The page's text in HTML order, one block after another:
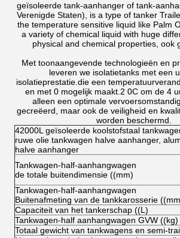
geïsoleerde tank-aanhanger of tank-
Verenigde Staten), is a type of tanker
the temperature sensitive liquid like Palm
a variety of chemical liquid with huge
physical and chemical properties, ook
Met toonaangevende technologieën en
leveren we isolatietanks met een
isolatieprestatie.die een
en met 0 mogelijk maakt.2 0C om de 4
alleen een optimale
gecreëerd, maar ook de veiligheid en
worden beschermd.
42000L geïsoleerde koolstofstaal
ruwe olie tankwagen halve aanhanger,
halve aanhanger
Tankwagen-half-aanhangwagen
de totale buitendimensie ((mm)
Tankwagen-half-aanhangwagen
Buitenafmeting van de tankkarosserie
Capaciteit van het tankerschap ((L)
Tankwagen-half aanhangwagen GVW ((kg)
Totaal gewicht van tankwagens en semi-